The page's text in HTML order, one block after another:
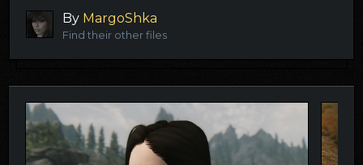
By MargoShka
Find their other files